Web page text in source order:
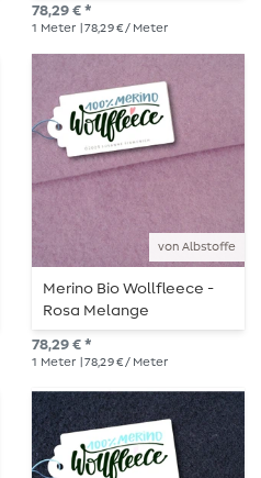
78,29 € *
1 Meter | 78,29 € / Meter
von Albstoffe
Merino Bio Wollfleece -
Rosa Melange
78,29 € *
1 Meter | 78,29 € / Meter